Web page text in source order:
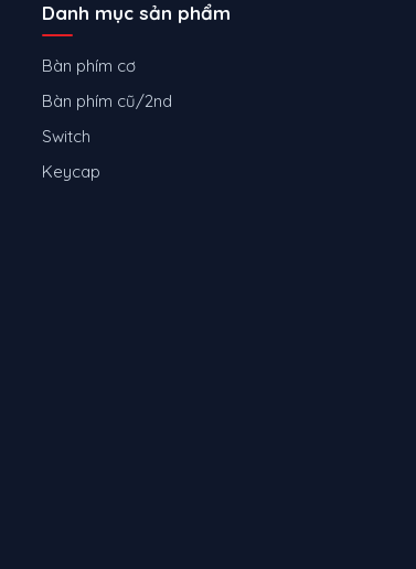
Danh mục sản phẩm
Bàn phím cơ
Bàn phím cũ/2nd
Switch
Keycap